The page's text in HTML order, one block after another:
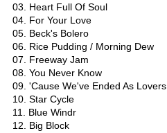
03. Heart Full Of Soul
04. For Your Love
05. Beck's Bolero
06. Rice Pudding / Morning Dew
07. Freeway Jam
08. You Never Know
09. 'Cause We've Ended As Lovers
10. Star Cycle
11. Blue Windr
12. Big Block